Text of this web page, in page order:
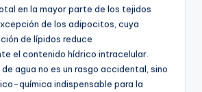
en la mayor parte de los tejidos
de los adipocitos, cuya
de lípidos reduce
el contenido hídrico intracelular.
agua no es un rasgo accidental, sino
química indispensable para la